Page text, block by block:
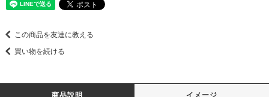
この商品を友達に教える
買い物を続ける